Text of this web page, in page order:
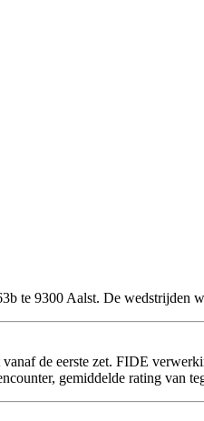
te 9300 Aalst. De wedstrijden
de eerste zet. FIDE
gemiddelde rating van